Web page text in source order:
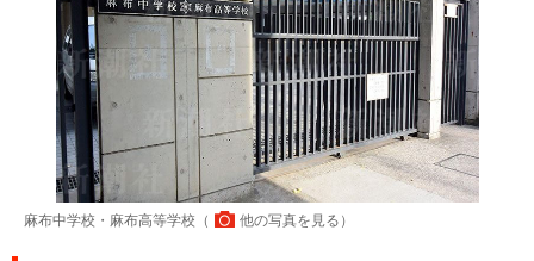
麻布中学校・麻布高等学校（ 他の写真を見る ）